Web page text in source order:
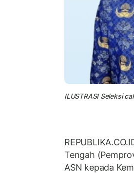
ILUSTRASI Seleksi
Tengah
ASN kepada